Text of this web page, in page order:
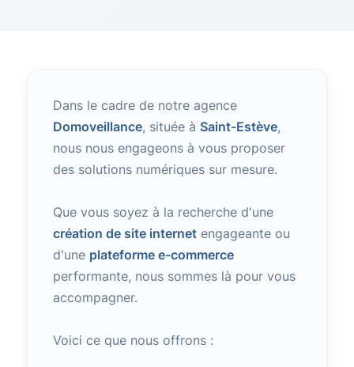
Dans le cadre de notre agence
Domoveillance, située à Saint-Estève,
nous nous engageons à vous proposer
des solutions numériques sur mesure.
Que vous soyez à la recherche d'une
création de site internetengageante ou
d'une plateforme e-commerce
performante, nous sommes là pour vous
accompagner.
Voici ce que nous offrons :